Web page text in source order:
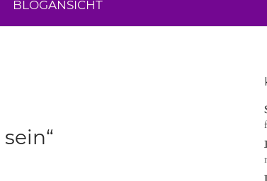
BLOGANSICHT